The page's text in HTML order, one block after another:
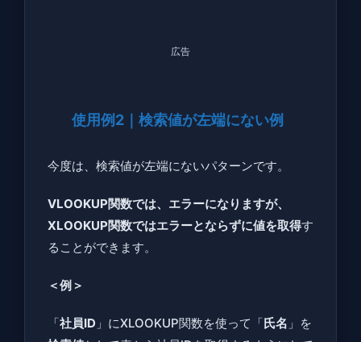
広告
使用例2｜検索値が左端にない例
今度は、検索値が左端にないパターンです。
VLOOKUP関数では、エラーになりますが、
XLOOKUP関数ではエラーとならずに値を取得す
ることができます。
＜例＞
「社員ID 」にXLOOKUP関数を使って「氏名 」を